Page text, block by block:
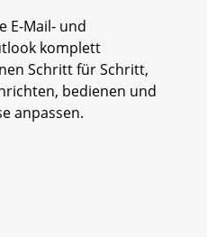
E-Mail- und
komplett
Schritt für Schritt,
bedienen und
anpassen.